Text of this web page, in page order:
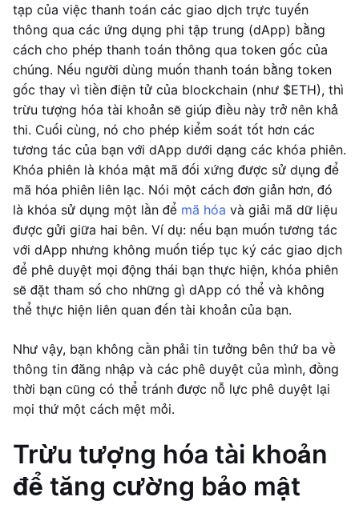
tạp của việc thanh toán các giao dịch trực tuyến
thông qua các ứng dụng phi tập trung (dApp) bằng
cách cho phép thanh toán thông qua token gốc của
chúng. Nếu người dùng muốn thanh toán bằng token
gốc thay vì tiền điện tử của blockchain (như $ETH), thì
trừu tượng hóa tài khoản sẽ giúp điều này trở nên khả
thi. Cuối cùng, nó cho phép kiểm soát tốt hơn các
tương tác của bạn với dApp dưới dạng các khóa phiên.
Khóa phiên là khóa mật mã đối xứng được sử dụng để
mã hóa phiên liên lạc. Nói một cách đơn giản hơn, đó
là khóa sử dụng một lần để mã hóa và giải mã dữ liệu
được gửi giữa hai bên. Ví dụ: nếu bạn muốn tương tác
với dApp nhưng không muốn tiếp tục ký các giao dịch
để phê duyệt mọi động thái bạn thực hiện, khóa phiên
sẽ đặt tham số cho những gì dApp có thể và không
thể thực hiện liên quan đến tài khoản của bạn.
Như vậy, bạn không cần phải tin tưởng bên thứ ba về
thông tin đăng nhập và các phê duyệt của mình, đồng
thời bạn cũng có thể tránh được nỗ lực phê duyệt lại
mọi thứ một cách mệt mỏi.
Trừu tượng hóa tài khoản
để tăng cường bảo mật